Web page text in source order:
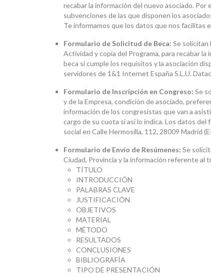
recabar la información del nuevo asociado.
subvenciones de las que disponen los
Te informamos que los datos que nos facilitas
Formulario de Solicitud de Beca: Se solicitan
Actividad y copia del Programa, para recabar
beca si cumple los requisitos y la asociación
servidores de 1&1 Internet España S.L.U.
Formulario de Inscripción en Congreso: Se
y de la Empresa, condición de asociado,
información de los congresistas que van a
cargo de su cuota si así lo indica. Los datos
social en Calle Hermosilla, 112, 28009 Madrid
Formulario de Envío de Resúmenes: Se
Ciudad, Provincia y la información referente al
TÍTULO
INTRODUCCIÓN
PALABRAS CLAVE
JUSTIFICACIÓN
OBJETIVOS
MATERIAL
MÉTODO
RESULTADOS
CONCLUSIONES
BIBLIOGRAFÍA
TIPO DE PRESENTACIÓN